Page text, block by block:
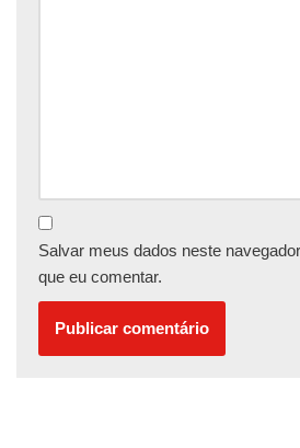
Salvar meus dados neste
que eu comentar.